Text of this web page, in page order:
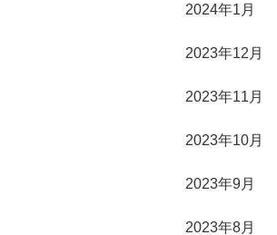
2024年1月
2023年12月
2023年11月
2023年10月
2023年9月
2023年8月